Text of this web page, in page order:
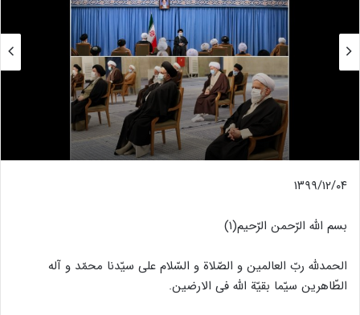
۱۳۹۹/۱۲/۰۴
بسم الله الرّحمن الرّحیم(۱)
الحمدلله ربّ العالمین و الصّلاة و السّلام علی سیّدنا محمّد و آله
الطّاهرین سیّما بقیّة الله فی الارضین.